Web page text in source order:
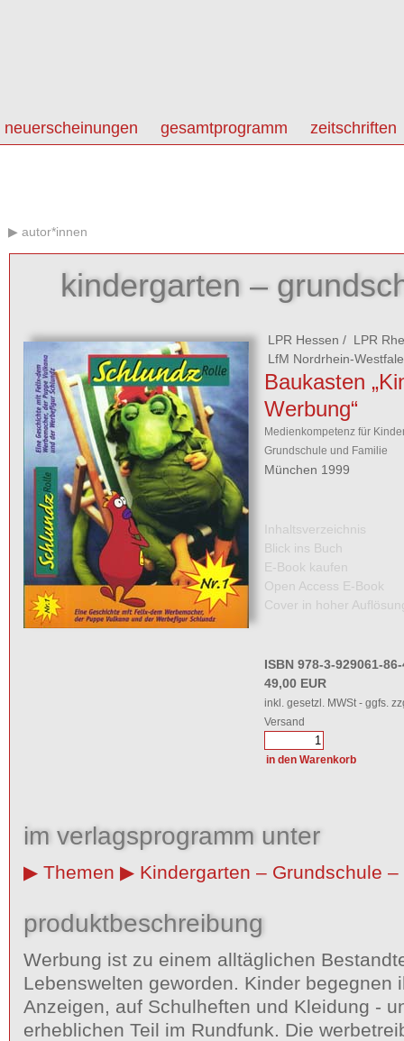
neuerscheinungen gesamtprogramm zeitschriften
autor*innen
kindergarten –
LPR Hessen / LPR
LfM Nordrhein-
Baukasten
Werbung“
Medienkompetenz für
Grundschule und Familie
München 1999
Inhaltsverzeichnis
Blick ins Buch
E-Book kaufen
Open Access E-Book
Cover in hoher
ISBN 978-3-929061-
49,00 EUR
inkl. gesetzl. MWSt - ggfs.
Versand
im verlagsprogramm unter
Themen Kindergarten – Grundschule –
produktbeschreibung
Werbung ist zu einem alltäglichen
Lebenswelten geworden. Kinder begegnen
Anzeigen, auf Schulheften und Kleidung -
erheblichen Teil im Rundfunk. Die